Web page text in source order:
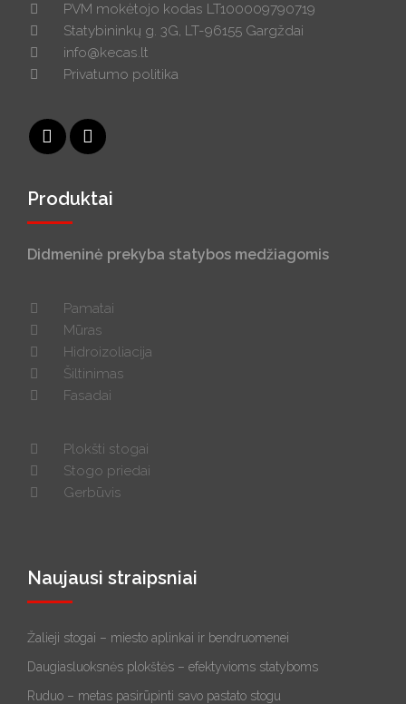
PVM mokėtojo kodas LT100009790719
Statybininkų g. 3G, LT-96155 Gargždai
info@kecas.lt
Privatumo politika
Produktai
Didmeninė prekyba statybos medžiagomis
Pamatai
Mūras
Hidroizoliacija
Šiltinimas
Fasadai
Plokšti stogai
Stogo priedai
Gerbūvis
Naujausi straipsniai
Žalieji stogai – miesto aplinkai ir bendruomenei
Daugiasluoksnės plokštės – efektyvioms statyboms
Ruduo – metas pasirūpinti savo pastato stogu